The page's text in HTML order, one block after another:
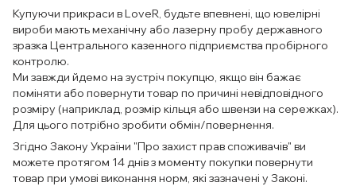
Купуючи прикраси в LoveR, будьте впевнені, що ювелірні
вироби мають механічну або лазерну пробу державного
зразка Центрального казенного підприємства пробірного
контролю.
Ми завжди йдемо на зустріч покупцю, якщо він бажає
поміняти або повернути товар по причині невідповідного
розміру (наприклад, розмір кільця або швензи на сережках).
Для цього потрібно зробити обмін/повернення.
Згідно Закону України "Про захист прав споживачів" ви
можете протягом 14 днів з моменту покупки повернути
товар при умові виконання норм, які зазначені у Законі.